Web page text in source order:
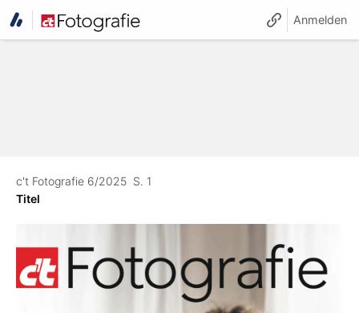
Anmelden
c't Fotografie 6/2025 S. 1
Titel